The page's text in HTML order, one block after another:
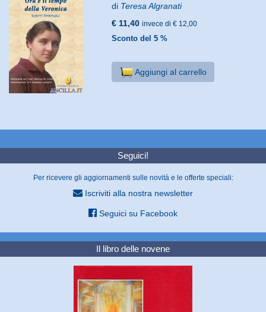
di Teresa Algranati
€ 11,40 invece di € 12,00
Sconto del 5 %
Aggiungi al carrello
Seguici!
Per ricevere gli aggiornamenti sulle novità e le offerte speciali:
Iscriviti alla nostra newsletter
Seguici su Facebook
Il libro delle novene